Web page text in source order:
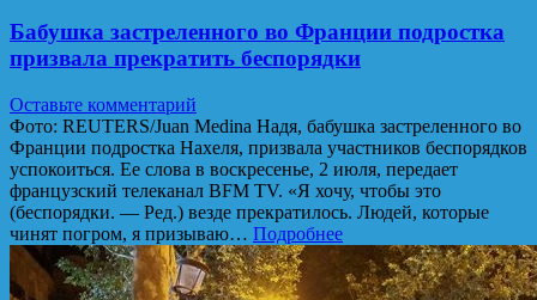
Бабушка застреленного во Франции подростка
призвала прекратить беспорядки
Оставьте комментарий
Фото: REUTERS/Juan Medina Надя, бабушка застреленного во
Франции подростка Нахеля, призвала участников беспорядков
успокоиться. Ее слова в воскресенье, 2 июля, передает
французский телеканал BFM TV. «Я хочу, чтобы это
(беспорядки. — Ред.) везде прекратилось. Людей, которые
чинят погром, я призываю… Подробнее